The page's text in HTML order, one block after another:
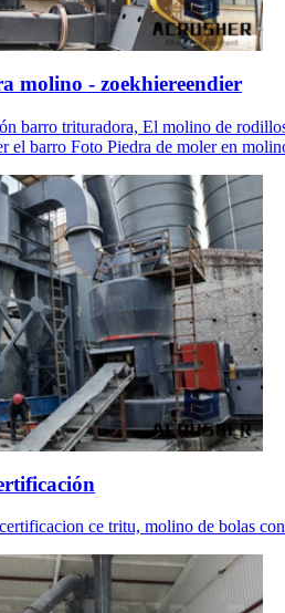
molino - zoekhiereendier
barro trituradora, El molino de
el barro Foto Piedra de moler en
ce tritu, molino de bolas